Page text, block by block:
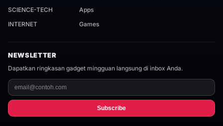
SCIENCE-TECH
INTERNET
Apps
Games
NEWSLETTER
Dapatkan ringkasan gadget mingguan langsung di inbox Anda.
Subscribe